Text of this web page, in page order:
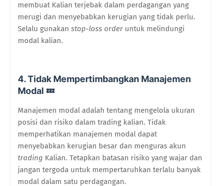
membuat Kalian terjebak dalam perdagangan yang
merugi dan menyebabkan kerugian yang tidak perlu.
Selalu gunakan stop-loss order untuk melindungi
modal kalian.
4. Tidak Mempertimbangkan Manajemen
Modal 💤
Manajemen modal adalah tentang mengelola ukuran
posisi dan risiko dalam trading kalian. Tidak
memperhatikan manajemen modal dapat
menyebabkan kerugian besar dan menguras akun
trading Kalian. Tetapkan batasan risiko yang wajar dan
jangan tergoda untuk mempertaruhkan terlalu banyak
modal dalam satu perdagangan.